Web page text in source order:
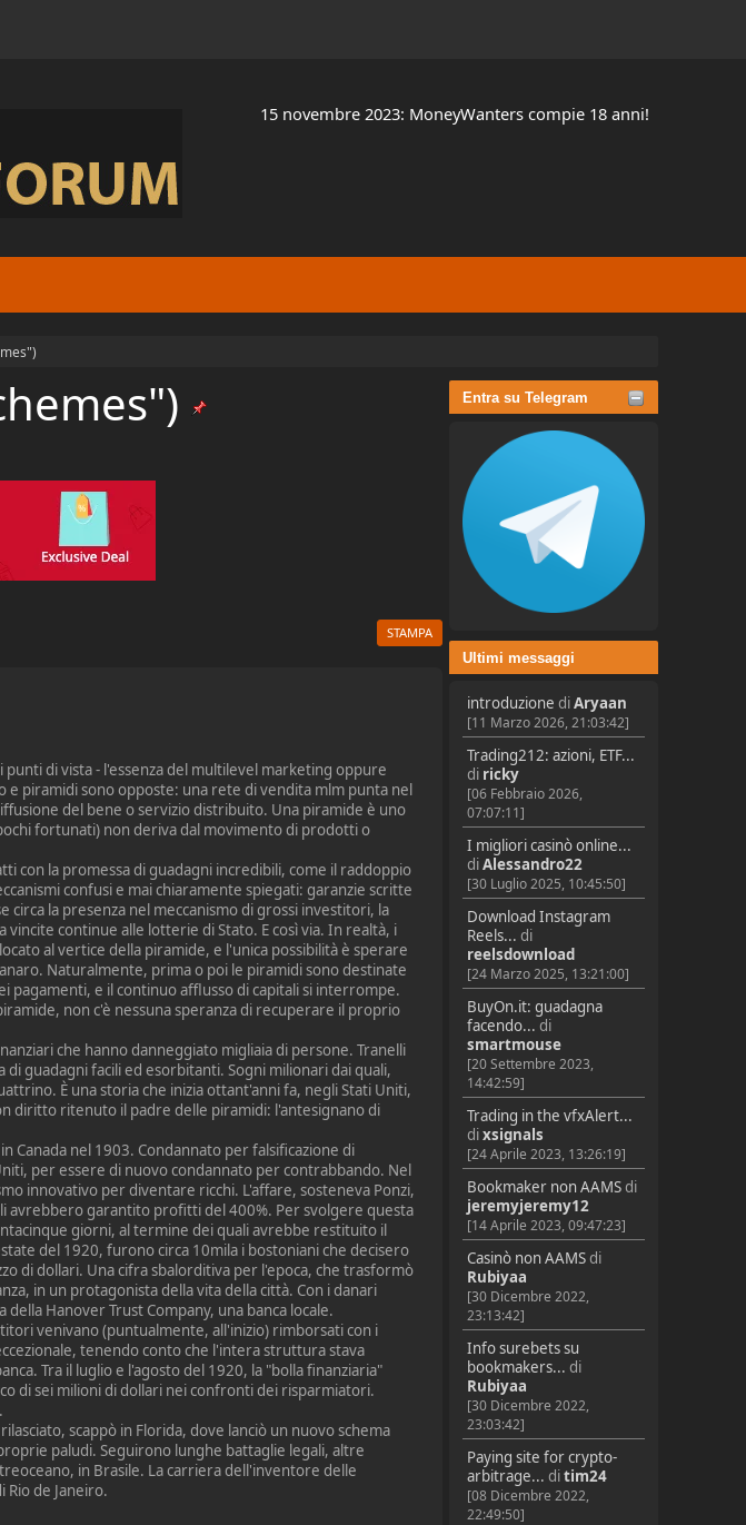
15 novembre 2023: MoneyWanters compie 18 anni!
Entra su Telegram
Ultimi messaggi
introduzione diAryaan
[11 Marzo 2026, 21:03:42]
Trading212: azioni, ETF...
di ricky
[06 Febbraio 2026,
07:07:11]
I migliori casinò online...
diAlessandro22
[30 Luglio 2025, 10:45:50]
Download Instagram
Reels... di
reelsdownload
[24 Marzo 2025, 13:21:00]
BuyOn.it: guadagna
facendo... di
smartmouse
[20 Settembre 2023,
14:42:59]
Trading in the vfxAlert...
dixsignals
[24 Aprile 2023, 13:26:19]
Bookmaker non AAMSdi
jeremyjeremy12
[14 Aprile 2023, 09:47:23]
Casinò non AAMSdi
Rubiyaa
[30 Dicembre 2022,
23:13:42]
Info surebets su
bookmakers... di
Rubiyaa
[30 Dicembre 2022,
23:03:42]
Paying site for crypto-
arbitrage... ditim24
[08 Dicembre 2022,
22:49:50]
STAMPA
di vista - l'essenza del multilevel marketing oppure
e piramidi sono opposte: una rete di vendita mlm punta nel
del bene o servizio distribuito. Una piramide è uno
fortunati) non deriva dal movimento di prodotti o
con la promessa di guadagni incredibili, come il raddoppio
confusi e mai chiaramente spiegati: garanzie scritte
circa la presenza nel meccanismo di grossi investitori, la
continue alle lotterie di Stato. E così via. In realtà, i
al vertice della piramide, e l'unica possibilità è sperare
Naturalmente, prima o poi le piramidi sono destinate
pagamenti, e il continuo afflusso di capitali si interrompe.
non c'è nessuna speranza di recuperare il proprio
che hanno danneggiato migliaia di persone. Tranelli
guadagni facili ed esorbitanti. Sogni milionari dai quali,
È una storia che inizia ottant'anni fa, negli Stati Uniti,
diritto ritenuto il padre delle piramidi: l'antesignano di
Canada nel 1903. Condannato per falsificazione di
per essere di nuovo condannato per contrabbando. Nel
innovativo per diventare ricchi. L'affare, sosteneva Ponzi,
avrebbero garantito profitti del 400%. Per svolgere questa
giorni, al termine dei quali avrebbe restituito il
del 1920, furono circa 10mila i bostoniani che decisero
di dollari. Una cifra sbalorditiva per l'epoca, che trasformò
in un protagonista della vita della città. Con i danari
Hanover Trust Company, una banca locale.
venivano (puntualmente, all'inizio) rimborsati con i
tenendo conto che l'intera struttura stava
Tra il luglio e l'agosto del 1920, la "bolla finanziaria"
di sei milioni di dollari nei confronti dei risparmiatori.
scappò in Florida, dove lanciò un nuovo schema
paludi. Seguirono lunghe battaglie legali, altre
in Brasile. La carriera dell'inventore delle
de Janeiro.